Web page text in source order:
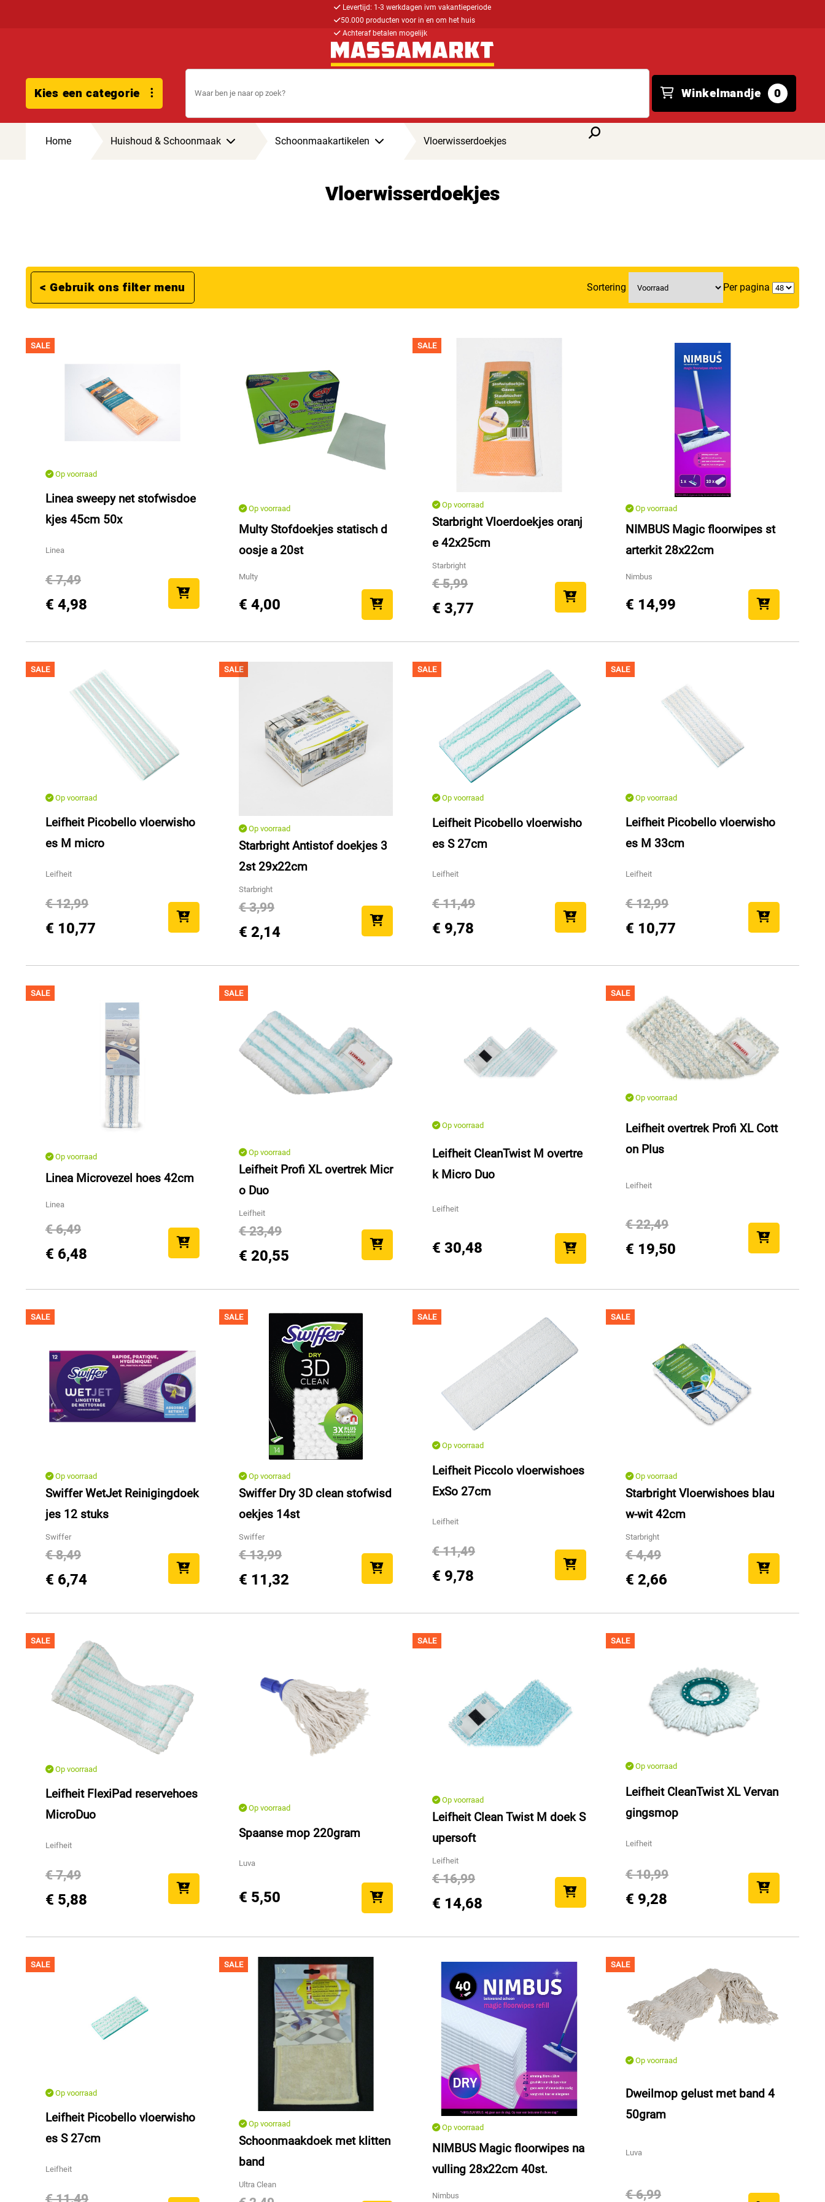
Levertijd: 1-3 werkdagen ivm vakantieperiode
50.000 producten voor in en om het huis
Achteraf betalen mogelijk
Kies een categorie Winkelmandje 0
Home Huishoud & Schoonmaak Schoonmaakartikelen Vloerwisserdoekjes
Vloerwisserdoekjes
< Gebruik ons filter menu Sortering Per pagina
SALE
Op voorraad
Linea sweepy net stofwisdoe
kjes 45cm 50x
Linea
€ 7,49
€ 4,98
Op voorraad
Multy Stofdoekjes statisch d
oosje a 20st
Multy
€ 4,00
SALE
Op voorraad
Starbright Vloerdoekjes oranj
e 42x25cm
Starbright
€ 5,99
€ 3,77
Op voorraad
NIMBUS Magic floorwipes st
arterkit 28x22cm
Nimbus
€ 14,99
SALE
Op voorraad
Leifheit Picobello vloerwisho
es M micro
Leifheit
€ 12,99
€ 10,77
SALE
Op voorraad
Starbright Antistof doekjes 3
2st 29x22cm
Starbright
€ 3,99
€ 2,14
SALE
Op voorraad
Leifheit Picobello vloerwisho
es S 27cm
Leifheit
€ 11,49
€ 9,78
SALE
Op voorraad
Leifheit Picobello vloerwisho
es M 33cm
Leifheit
€ 12,99
€ 10,77
SALE
Op voorraad
Linea Microvezel hoes 42cm
Linea
€ 6,49
€ 6,48
SALE
Op voorraad
Leifheit Profi XL overtrek Micr
o Duo
Leifheit
€ 23,49
€ 20,55
Op voorraad
Leifheit CleanTwist M overtre
k Micro Duo
Leifheit
€ 30,48
SALE
Op voorraad
Leifheit overtrek Profi XL Cott
on Plus
Leifheit
€ 22,49
€ 19,50
SALE
Op voorraad
Swiffer WetJet Reinigingdoek
jes 12 stuks
Swiffer
€ 8,49
€ 6,74
SALE
Op voorraad
Swiffer Dry 3D clean stofwisd
oekjes 14st
Swiffer
€ 13,99
€ 11,32
SALE
Op voorraad
Leifheit Piccolo vloerwishoes
ExSo 27cm
Leifheit
€ 11,49
€ 9,78
SALE
Op voorraad
Starbright Vloerwishoes blau
w-wit 42cm
Starbright
€ 4,49
€ 2,66
SALE
Op voorraad
Leifheit FlexiPad reservehoes
MicroDuo
Leifheit
€ 7,49
€ 5,88
Op voorraad
Spaanse mop 220gram
Luva
€ 5,50
SALE
Op voorraad
Leifheit Clean Twist M doek S
upersoft
Leifheit
€ 16,99
€ 14,68
SALE
Op voorraad
Leifheit CleanTwist XL Vervan
gingsmop
Leifheit
€ 10,99
€ 9,28
SALE
Op voorraad
Leifheit Picobello vloerwisho
es S 27cm
Leifheit
SALE
Op voorraad
Schoonmaakdoek met klitten
band
Ultra Clean
Op voorraad
NIMBUS Magic floorwipes na
vulling 28x22cm 40st.
Nimbus
SALE
Op voorraad
Dweilmop gelust met band 4
50gram
Luva
€ 6,99